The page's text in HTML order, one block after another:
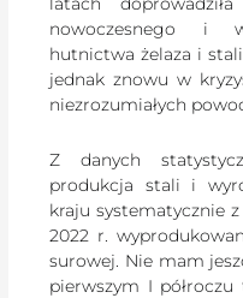
nowoczesnego i
hutnictwa żelaza i
jednak znowu w
niezrozumiałych
Z danych
produkcja stali i
kraju systematycznie
2022 r.
surowej. Nie mam
pierwszym I półroczu